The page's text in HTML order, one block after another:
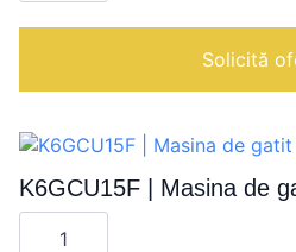
electric
Solicită
K6GCU15F | Masina de
Cantitate
K6GCU15F